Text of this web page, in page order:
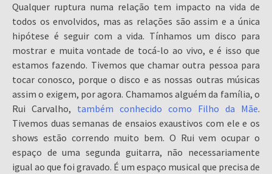
Qualquer ruptura numa relação tem impacto na vida de
todos os envolvidos, mas as relações são assim e a única
hipótese é seguir com a vida. Tínhamos um disco para
mostrar e muita vontade de tocá-lo ao vivo, e é isso que
estamos fazendo. Tivemos que chamar outra pessoa para
tocar conosco, porque o disco e as nossas outras músicas
assim o exigem, por agora. Chamamos alguém da família, o
Rui Carvalho, também conhecido como Filho da Mãe.
Tivemos duas semanas de ensaios exaustivos com ele e os
shows estão correndo muito bem. O Rui vem ocupar o
espaço de uma segunda guitarra, não necessariamente
igual ao que foi gravado. É um espaço musical que precisa de